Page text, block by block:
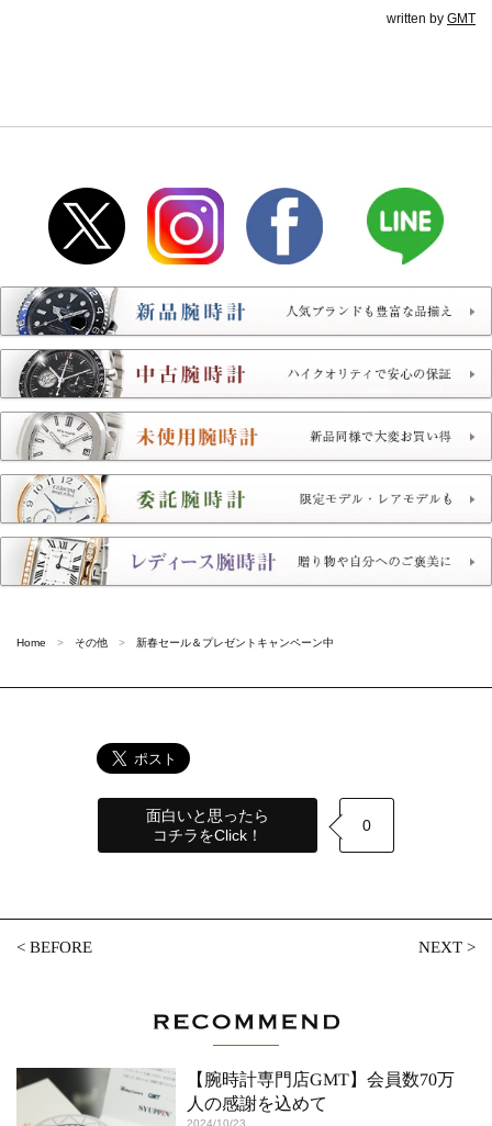
written by GMT
Home その他 新春セール＆プレゼントキャンペーン中
面白いと思ったら
コチラをClick！
0
<BEFORE NEXT>
【腕時計専門店GMT】会員数70万
⼈の感謝を込めて
2024/10/23